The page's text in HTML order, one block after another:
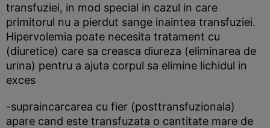
transfuziei, in mod special in cazul in care
primitorul nu a pierdut sange inaintea transfuziei.
Hipervolemia poate necesita tratament cu
(diuretice) care sa creasca diureza (eliminarea de
urina) pentru a ajuta corpul sa elimine lichidul in
exces
-supraincarcarea cu fier (posttransfuzionala)
apare cand este transfuzata o cantitate mare de